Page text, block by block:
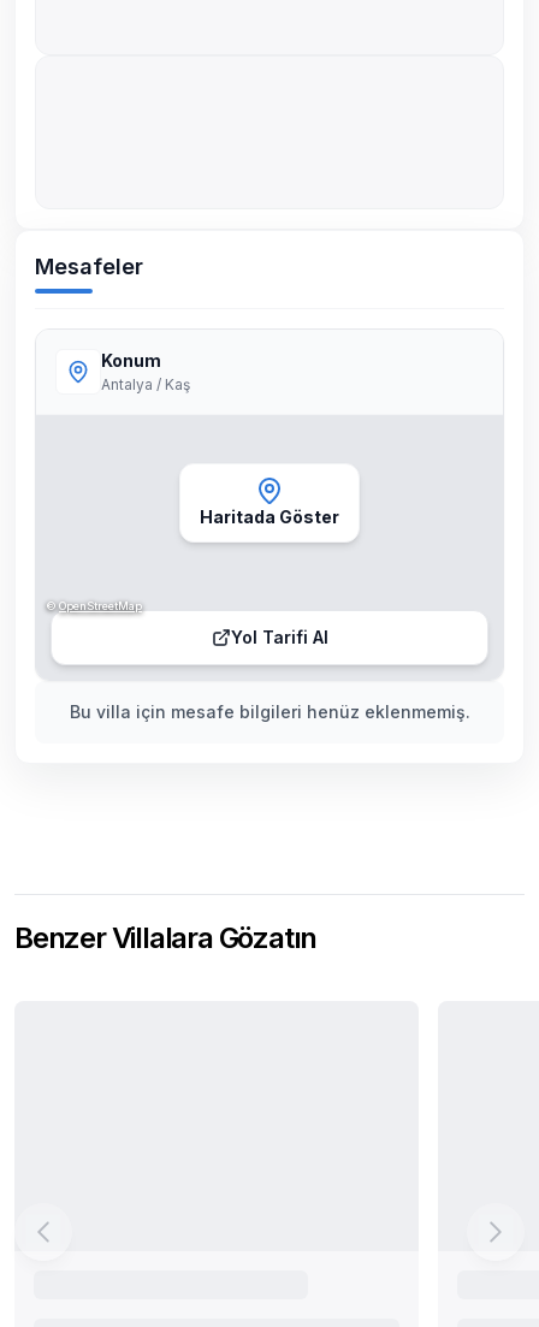
Mesafeler
Bu villa için mesafe bilgileri henüz eklenmemiş.
Konum
Antalya / Kaş
Haritada Göster
Yol Tarifi Al
©OpenStreetMap
Benzer Villalara Gözatın